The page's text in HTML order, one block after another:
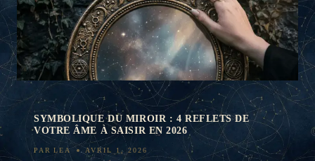
SYMBOLIQUE DU MIROIR : 4 REFLETS DE
VOTRE ÂME À SAISIR EN 2026
PAR LEA AVRIL 1, 2026